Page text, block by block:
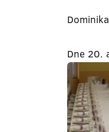
Dne 20.